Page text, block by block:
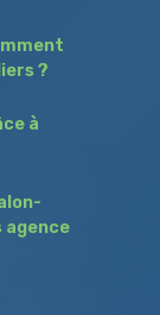
?
à
agence